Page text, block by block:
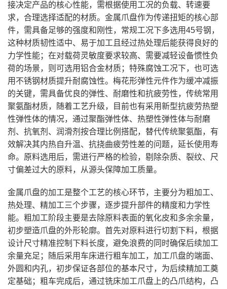
接决定产品的核心性能，需根据使用工况的负载、转速要
求，合理选择适配的材质。金属爪盘作为传递扭矩的核心部
件，需具备足够的强度和刚性，常规工况下多选用45号钢，
这种材质韧性适中、易于加工且经过热处理后能获得良好的
力学性能；在对载荷灵敏度要求较高、需要减轻设备惯性负
荷的场景，则可选用铝合金材质；特殊腐蚀工况下，也可选
用不锈钢材质提升耐腐蚀性。梅花形弹性元件作为缓冲减振
的关键，需具备优良的弹性、耐磨性和抗疲劳性，传统常用
聚氨酯材质，随着工艺升级，目前也有采用新型抗疲劳热塑
性弹性体的情况，通过聚酯弹性体、热塑性弹性体与耐磨
剂、抗氧剂、润滑剂按合理比例搭配，替代传统聚氨酯，有
效解决其内热自升温、抗挠曲疲劳性差的问题，延长使用寿
命。原料选用后，需进行严格的检验，剔除杂质、裂纹、尺
寸偏差过大的原料，从源头保障加工质量。
金属爪盘的加工是整个工艺的核心环节，主要分为粗加工、
热处理、精加工三个步骤，逐步提升部件的精度和力学性
能。粗加工阶段主要是去除原料表面的氧化皮和多余余量，
初步塑造爪盘的外形轮廓。首先对原料进行切割下料，根据
设计尺寸精准控制下料长度，避免浪费的同时确保后续加工
余量充足；随后采用车床进行粗车加工，加工爪盘的端面、
外圆和内孔，初步保证各部位的基本尺寸，为后续精加工奠
定基础；粗车完成后，通过铣床加工爪盘上的凸爪结构，凸